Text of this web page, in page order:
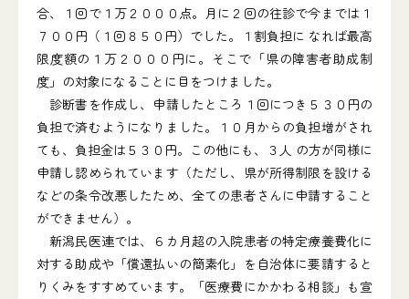
合、１回で１万２０００点。月に２回の往診で今までは１
７００円（１回８５０円）でした。１割負担に なれば最高
限度額の１万２０００円に。そこで「県の障害者助成制
度」の対象になることに目をつけました。
診断書を作成し、申請したところ１回につき５３０円の
負担で済むようになりました。１０月からの負担増がされ
ても、負担金は５３０円。この他にも、３人 の方が同様に
申請し認められています（ただし、県が所得制限を設ける
などの条令改悪したため、全ての患者さんに申請すること
ができません）。
新潟民医連では、６カ月超の入院患者の特定療養費化に
対する助成や「償還払いの簡素化」を自治体に要請すると
りくみをすすめています。「医療費にかかわる相談」も宣